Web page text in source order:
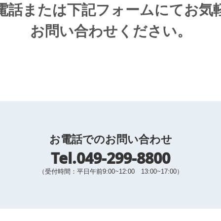
話または下記フォームにてお気
お問い合わせください。
お電話でのお問い合わせ
Tel.049-299-8800
（受付時間：平日午前9:00~12:00 13:00~17:00）